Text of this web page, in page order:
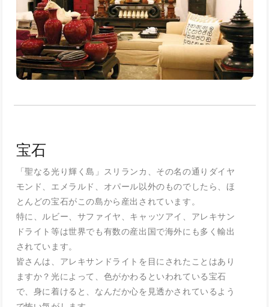
宝石
「聖なる光り輝く島」スリランカ、その名の通りダイヤ
モンド、エメラルド、オパール以外のものでしたら、ほ
とんどの宝石がこの島から産出されています。
特に、ルビー、サファイヤ、キャッツアイ、アレキサン
ドライト等は世界でも有数の産出国で海外にも多く輸出
されています。
皆さんは、アレキサンドライトを目にされたことはあり
ますか？光によって、色がかわるといわれている宝石
で、身に着けると、なんだか心を見透かされているよう